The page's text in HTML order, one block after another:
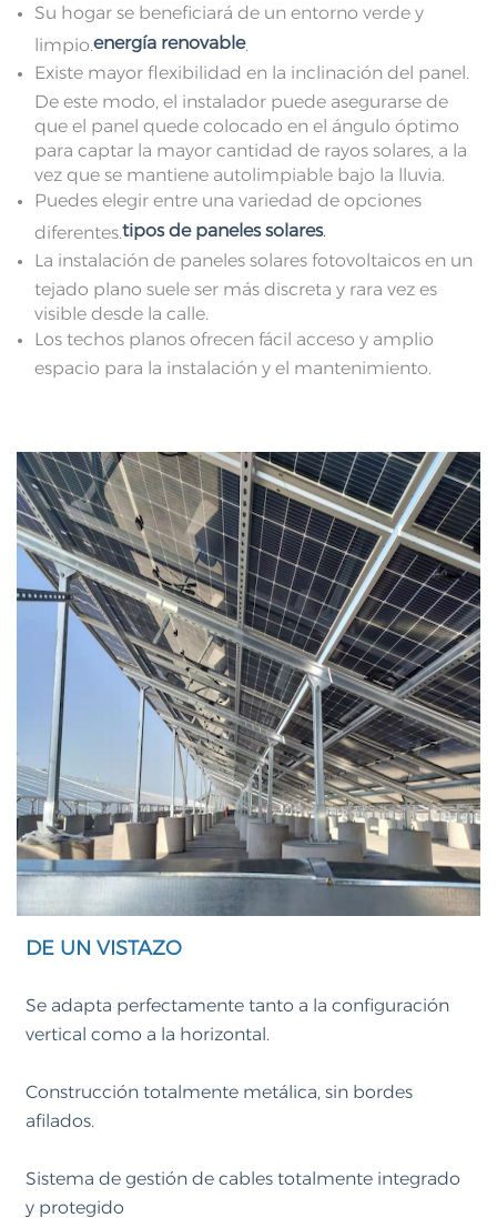
Su hogar se beneficiará de un entorno verde y
limpio. energía renovable.
Existe mayor flexibilidad en la inclinación del panel.
De este modo, el instalador puede asegurarse de
que el panel quede colocado en el ángulo óptimo
para captar la mayor cantidad de rayos solares, a la
vez que se mantiene autolimpiable bajo la lluvia.
Puedes elegir entre una variedad de opciones
diferentes.tipos de paneles solares.
La instalación de paneles solares fotovoltaicos en un
tejado plano suele ser más discreta y rara vez es
visible desde la calle.
Los techos planos ofrecen fácil acceso y amplio
espacio para la instalación y el mantenimiento.
DE UN VISTAZO
Se adapta perfectamente tanto a la configuración
vertical como a la horizontal.
Construcción totalmente metálica, sin bordes
afilados.
Sistema de gestión de cables totalmente integrado
y protegido